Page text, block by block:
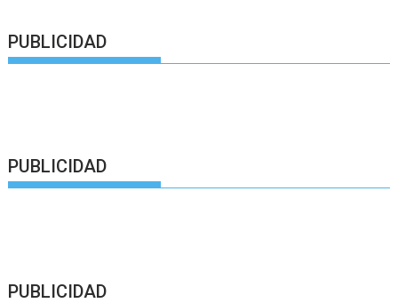
PUBLICIDAD
PUBLICIDAD
PUBLICIDAD